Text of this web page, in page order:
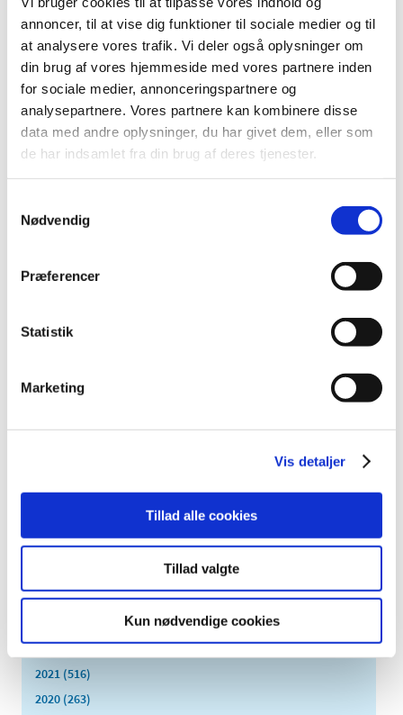
annoncer, til at vise dig funktioner til sociale medier og til
at analysere vores trafik. Vi deler også oplysninger om
din brug af vores hjemmeside med vores partnere inden
for sociale medier, annonceringspartnere og
analysepartnere. Vores partnere kan kombinere disse
data med andre oplysninger, du har givet dem, eller som
de har indsamlet fra din brug af deres tjenester.
Nødvendig
Præferencer
Statistik
Marketing
Vis detaljer
Tillad alle cookies
Tillad valgte
Kun nødvendige cookies
PRAC undersøger sikkerhedsrisiko ved
chikungunya-vaccine efter flere tilfælde med
alvorlige bivirkninger
|2. maj 2025|
Den europæiske bivirkningskomité PRAC og EMA’s
Emergency Taskforce (ETF) reagerer på flere tilfælde
2026 (84)
november (20)
september (23)
juli (11)
februar (11)
2024 (224)
2022 (197)
2021 (516)
2020 (263)